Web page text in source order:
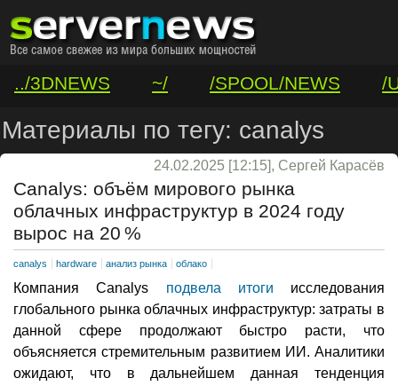
../3DNEWS ~/ /SPOOL/NEWS
/
/VAR/CONTACT
Материалы по тегу: canalys
24.02.2025 [12:15], Сергей Карасёв
Canalys: объём мирового рынка
облачных инфраструктур в 2024 году
вырос на 20 %
canalys hardware анализ рынка облако
Компания Canalys подвела итоги исследования
глобального рынка облачных инфраструктур: затраты в
данной сфере продолжают быстро расти, что
объясняется стремительным развитием ИИ. Аналитики
ожидают, что в дальнейшем данная тенденция